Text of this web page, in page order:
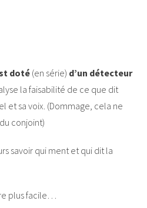
doté(en série) d’un détecteur
la faisabilité de ce que dit
et sa voix. (Dommage, cela ne
conjoint)
savoir qui ment et qui dit la
plus facile…